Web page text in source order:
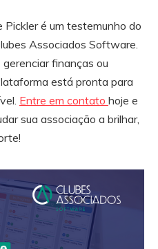
é um testemunho do
Associados Software.
finanças ou
está pronta para
Entre em contato hoje e
sua associação a brilhar,